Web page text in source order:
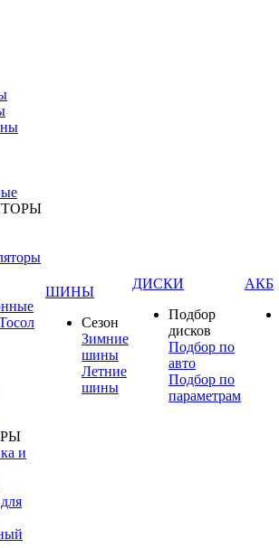
и
ШИНЫ
Сезон
Зимние
шины
Летние
шины
ДИСКИ
Подбор
дисков
Подбор по
авто
Подбор по
параметрам
АКБ